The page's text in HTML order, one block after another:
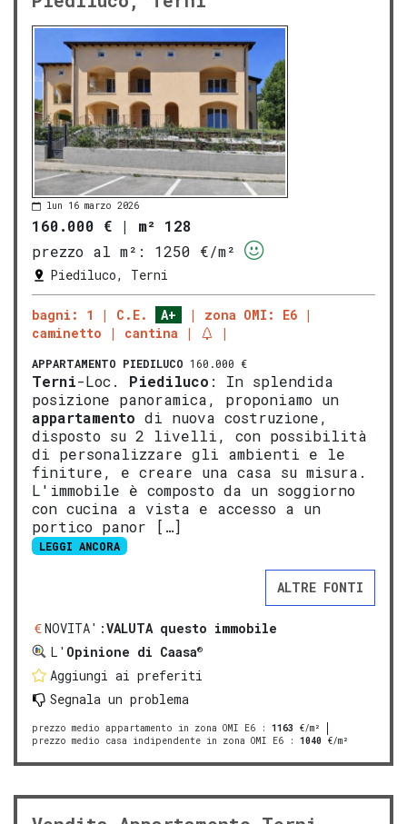
lun 16 marzo 2026
160.000 € | m² 128
prezzo al m²:
1250 €/m²
Piediluco, Terni
bagni: 1 C.E. A+
zona OMI: E6
caminetto
cantina
APPARTAMENTO PIEDILUCO 160.000 €
Terni-Loc. Piediluco : In splendida
posizione panoramica, proponiamo un
appartamento di nuova costruzione,
disposto su 2 livelli, con possibilità
di personalizzare gli ambienti e le
finiture, e creare una casa su misura.
L'immobile è composto da un soggiorno
con cucina a vista e accesso a un
portico panor […]
LEGGI ANCORA
ALTRE FONTI
NOVITA':VALUTA questo immobile
L' Opinione di Caasa®
Aggiungi ai preferiti
Segnala un problema
prezzo medio appartamento in zona OMI E6 : 1163 €/m²
prezzo medio casa indipendente in zona OMI E6 : 1040 €/m²